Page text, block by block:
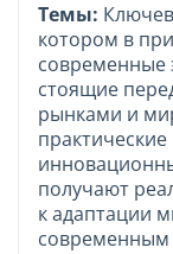
Темы:
котором в
современные
стоящие
рынками и
получают
к адаптации
современным